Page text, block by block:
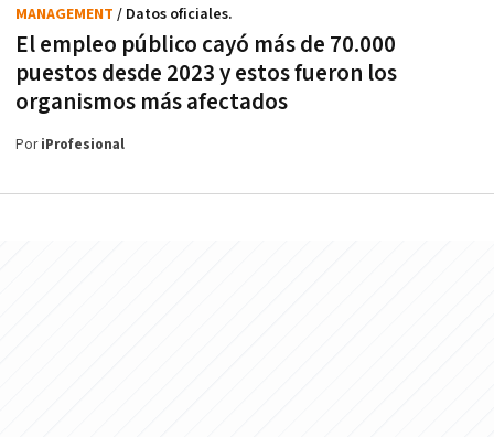
El empleo público cayó más de 70.000
puestos desde 2023 y estos fueron los
organismos más afectados
MANAGEMENT / Datos oficiales.
PoriProfesional